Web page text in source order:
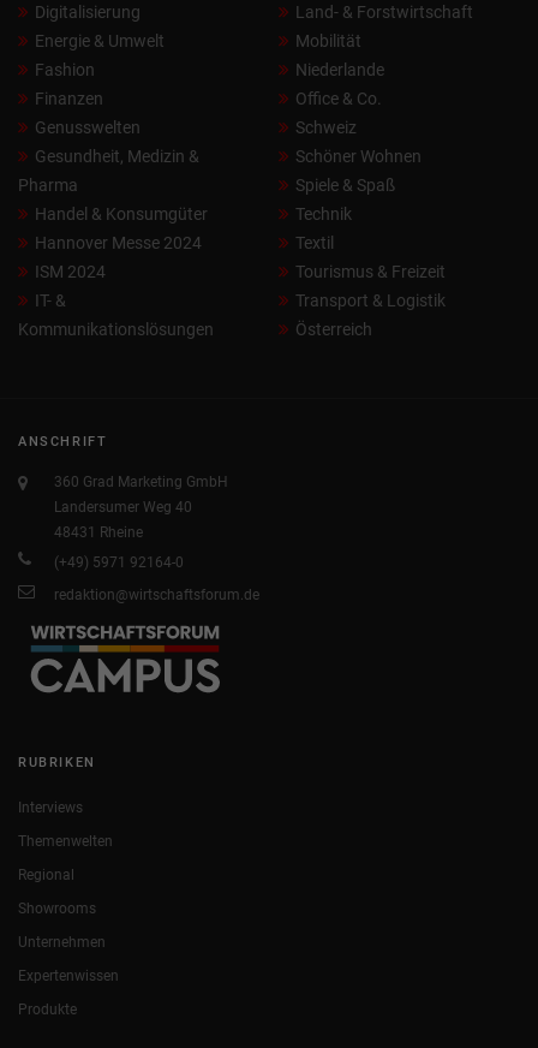
Digitalisierung
Energie & Umwelt
Fashion
Finanzen
Genusswelten
Gesundheit, Medizin &
Pharma
Handel & Konsumgüter
Hannover Messe 2024
ISM 2024
IT- &
Kommunikationslösungen
Land- & Forstwirtschaft
Mobilität
Niederlande
Office & Co.
Schweiz
Schöner Wohnen
Spiele & Spaß
Technik
Textil
Tourismus & Freizeit
Transport & Logistik
Österreich
ANSCHRIFT
360 Grad Marketing GmbH
Landersumer Weg 40
48431 Rheine
(+49) 5971 92164-0
redaktion@wirtschaftsforum.de
RUBRIKEN
Interviews
Themenwelten
Regional
Showrooms
Unternehmen
Expertenwissen
Produkte